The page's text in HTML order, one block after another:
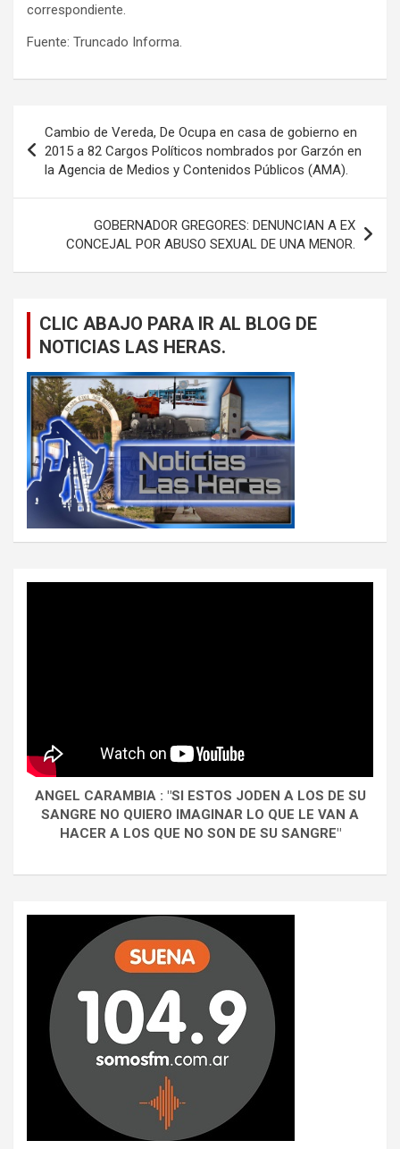
correspondiente.
Fuente: Truncado Informa.
de
entradas
Cambio de Vereda, De Ocupa en casa de gobierno en
2015 a 82 Cargos Políticos nombrados por Garzón en
la Agencia de Medios y Contenidos Públicos (AMA).
GOBERNADOR GREGORES: DENUNCIAN A EX
CONCEJAL POR ABUSO SEXUAL DE UNA MENOR.
CLIC ABAJO PARA IR AL BLOG DE
NOTICIAS LAS HERAS.
ANGEL CARAMBIA : "SI ESTOS JODEN A LOS DE SU
SANGRE NO QUIERO IMAGINAR LO QUE LE VAN A
HACER A LOS QUE NO SON DE SU SANGRE"